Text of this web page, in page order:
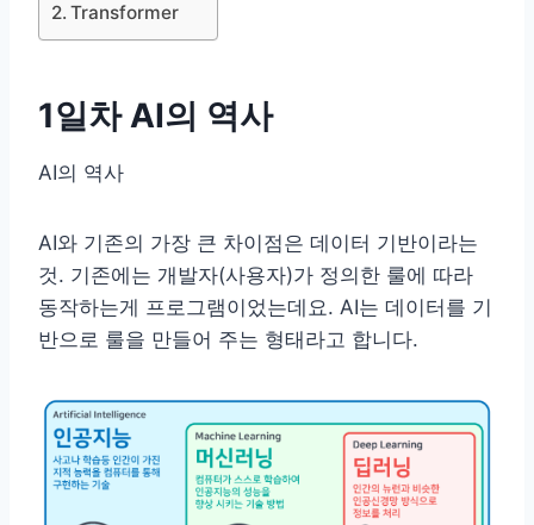
Transformer
1일차 AI의 역사
AI의 역사
AI와 기존의 가장 큰 차이점은 데이터 기반이라는
것. 기존에는 개발자(사용자)가 정의한 룰에 따라
동작하는게 프로그램이었는데요. AI는 데이터를 기
반으로 룰을 만들어 주는 형태라고 합니다.